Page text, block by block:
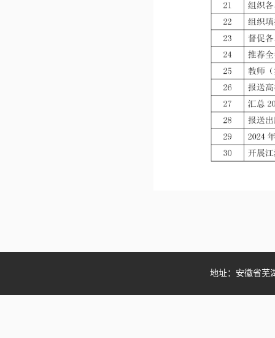
地址：安徽省芜